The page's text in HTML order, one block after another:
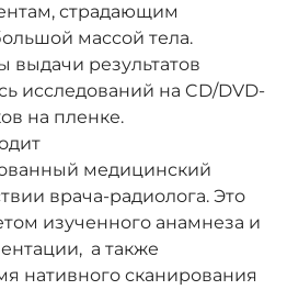
страдающим
массой тела.
выдачи результатов
исследований на CD/DVD-
на пленке.
медицинский
врача-радиолога. Это
изученного анамнеза и
а также
нативного сканирования